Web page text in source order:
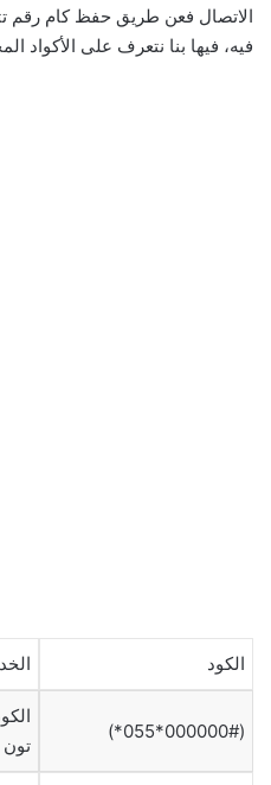
الاتصال فعن طريق حفظ كام رقم
فيه، فيها بنا نتعرف على الأكواد
الكود
(000000#*055*)